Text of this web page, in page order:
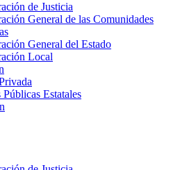
de Justicia
General de las Comunidades
General del Estado
Local
Públicas Estatales